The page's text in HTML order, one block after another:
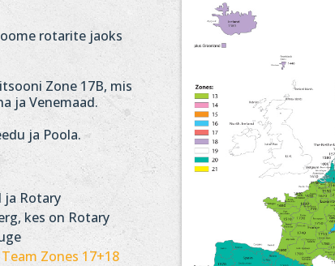
rotarite jaoks
Zone 17B, mis
ja Venemaad.
ja Poola.
ja Rotary
kes on Rotary
Zones 17+18